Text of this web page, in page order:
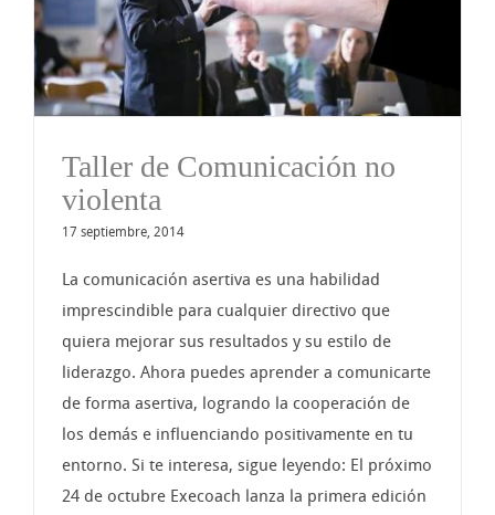
Taller de Comunicación no
violenta
17 septiembre, 2014
La comunicación asertiva es una habilidad
imprescindible para cualquier directivo que
quiera mejorar sus resultados y su estilo de
liderazgo. Ahora puedes aprender a comunicarte
de forma asertiva, logrando la cooperación de
los demás e influenciando positivamente en tu
entorno. Si te interesa, sigue leyendo: El próximo
24 de octubre Execoach lanza la primera edición